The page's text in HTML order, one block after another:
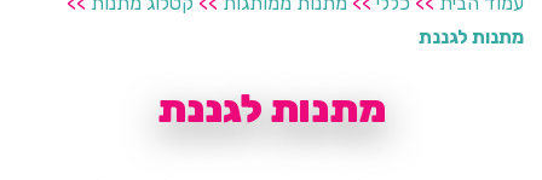
מתנות לגננת
מתנות לגננת